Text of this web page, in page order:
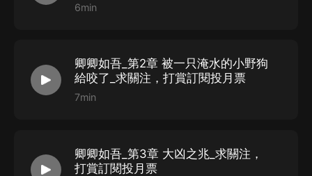
6min
卿卿如吾_第2章 被一只淹水的小野狗
給咬了_求關注，打賞訂閱投月票
7min
卿卿如吾_第3章 大凶之兆_求關注，
打賞訂閱投月票